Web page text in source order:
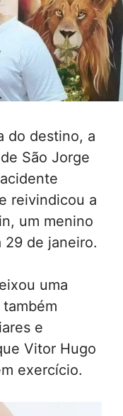
do destino, a
São Jorge
reivindicou a
um menino
29 de janeiro.
uma
e
Vitor Hugo
exercício.